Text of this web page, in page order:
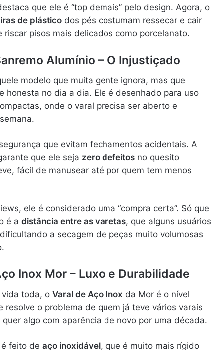
que ele é “top demais” pelo design. Agora, o
de plástico dos pés costumam ressecar e cair
riscar pisos mais delicados como porcelanato.
Alumínio – O Injustiçado
modelo que muita gente ignora, mas que
honesta no dia a dia. Ele é desenhado para uso
onde o varal precisa ser aberto e
que evitam fechamentos acidentais. A
que ele seja zero defeitos no quesito
fácil de manusear até por quem tem menos
ele é considerado uma “compra certa”. Só que
é a distância entre as varetas, que alguns usuários
a secagem de peças muito volumosas
Inox Mor – Luxo e Durabilidade
vida toda, o Varal de Aço Inox da Mor é o nível
resolve o problema de quem já teve vários varais
algo com aparência de novo por uma década.
feito de aço inoxidável, que é muito mais rígido